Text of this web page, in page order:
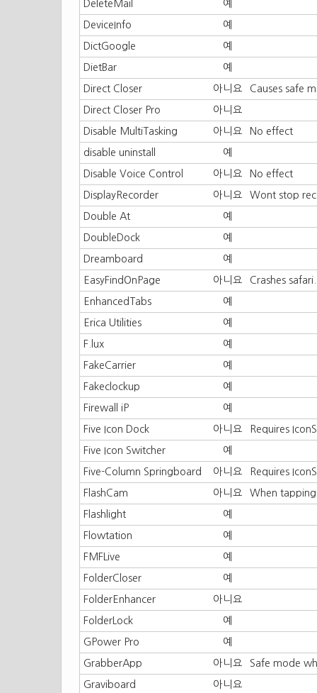
DeleteMail 예
DeviceInfo 예
DictGoogle 예
DietBar 예
Direct Closer 아니요 Causes safe
Direct Closer Pro 아니요
Disable MultiTasking 아니요 No effect
disable uninstall 예
Disable Voice Control 아니요 No effect
DisplayRecorder 아니요 Wont stop
Double At 예
DoubleDock 예
Dreamboard 예
EasyFindOnPage 아니요 Crashes safari.
EnhancedTabs 예
Erica Utilities 예
F.lux 예
FakeCarrier 예
Fakeclockup 예
Firewall iP 예
Five Icon Dock 아니요 Requires
Five Icon Switcher 예
Five-Column Springboard 아니요 Requires
FlashCam 아니요 When
Flashlight 예
Flowtation 예
FMFLive 예
FolderCloser 예
FolderEnhancer 아니요
FolderLock 예
GPower Pro 예
GrabberApp 아니요 Safe mode
Graviboard 아니요